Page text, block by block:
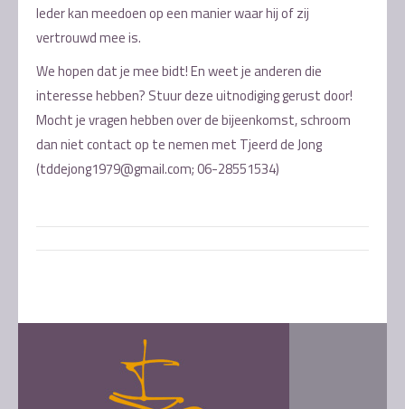
Ieder kan meedoen op een manier waar hij of zij
vertrouwd mee is.
We hopen dat je mee bidt! En weet je anderen die
interesse hebben? Stuur deze uitnodiging gerust door!
Mocht je vragen hebben over de bijeenkomst, schroom
dan niet contact op te nemen met Tjeerd de Jong
(tddejong1979@gmail.com; 06-28551534)
Post